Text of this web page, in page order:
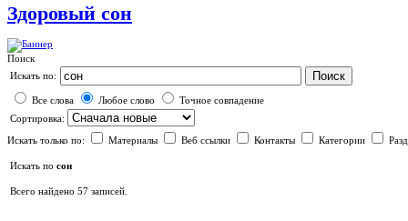
Здоровый сон
Поиск
Искать по:
Поиск
Все слова Любое слово
Точное совпадение
Сортировка:
Искать только по:
Материалы Веб ссылки Контакты Категории
Искать по сон
Всего найдено 57 записей.